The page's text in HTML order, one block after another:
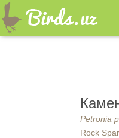
Petronia
Rock